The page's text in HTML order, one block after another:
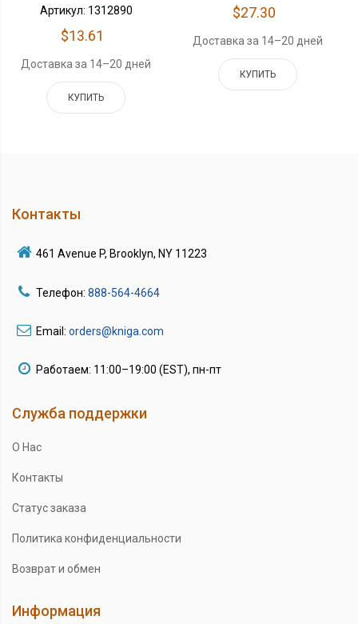
Артикул: 1312890
$13.61
Доставка за 14–20 дней
КУПИТЬ
$27.30
Доставка за 14–20 дней
КУПИТЬ
Контакты
461 Avenue P, Brooklyn, NY 11223
Телефон: 888-564-4664
Email: orders@kniga.com
Работаем: 11:00–19:00 (EST), пн-пт
Служба поддержки
О Нас
Контакты
Статус заказа
Политика конфиденциальности
Возврат и обмен
Информация